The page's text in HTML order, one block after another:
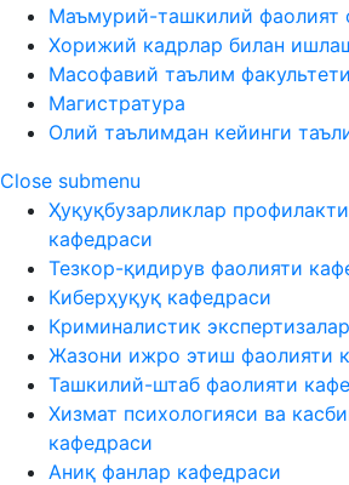
Маъмурий-ташкилий фаолият
Хорижий кадрлар билан
Масофавий таълим факультети
Магистратура
Олий таълимдан кейинги
Close submenu
Ҳуқуқбузарликлар
кафедраси
Тезкор-қидирув фаолияти
Киберҳуқуқ кафедраси
Криминалистик
Жазони ижро этиш фаолияти
Ташкилий-штаб фаолияти
Хизмат психологияси ва
кафедраси
Аниқ фанлар кафедраси